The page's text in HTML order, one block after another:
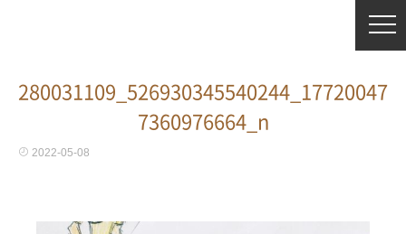
280031109_526930345540244_17720047
7360976664_n
2022-05-08